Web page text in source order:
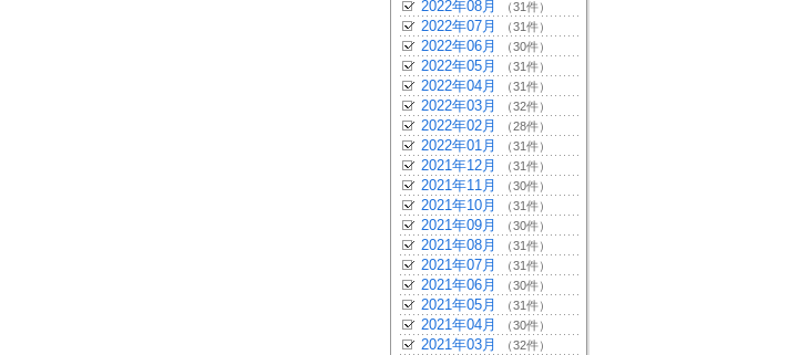
2022年08月 （31件）
2022年07月 （31件）
2022年06月 （30件）
2022年05月 （31件）
2022年04月 （31件）
2022年03月 （32件）
2022年02月 （28件）
2022年01月 （31件）
2021年12月 （31件）
2021年11月 （30件）
2021年10月 （31件）
2021年09月 （30件）
2021年08月 （31件）
2021年07月 （31件）
2021年06月 （30件）
2021年05月 （31件）
2021年04月 （30件）
2021年03月 （32件）